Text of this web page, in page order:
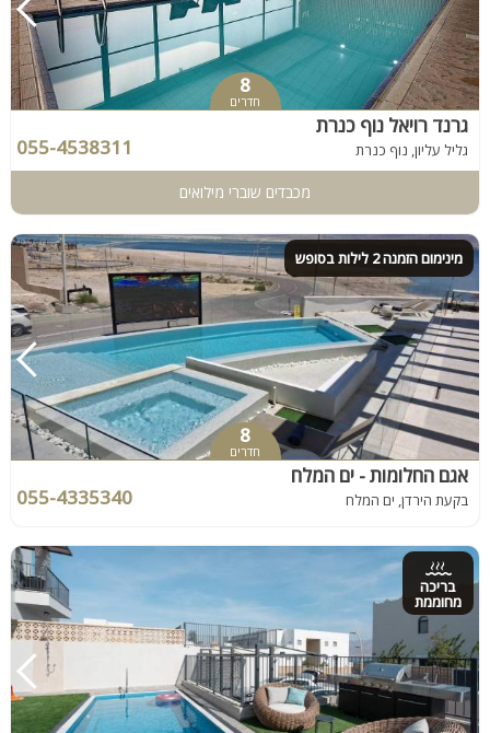
8
חדרים
גרנד רויאל נוף כנרת
גליל עליון, נוף כנרת 055-4538311
מכבדים שוברי מילואים
מינימום הזמנה 2 לילות בסופש
8
חדרים
אגם החלומות - ים המלח
בקעת הירדן, ים המלח 055-4335340
בריכה
מחוממת